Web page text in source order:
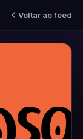
Voltar ao feed